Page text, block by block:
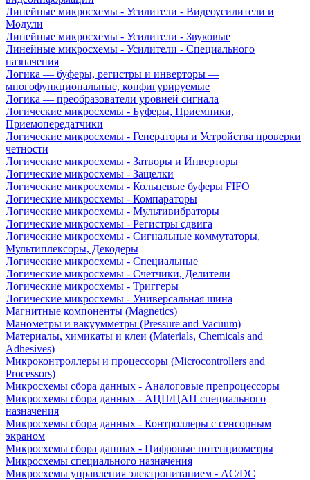
Линейные микросхемы - Усилители - Видеоусилители и
Модули
Линейные микросхемы - Усилители - Звуковые
Линейные микросхемы - Усилители - Специального
назначения
Логика — буферы, регистры и инверторы —
многофункциональные, конфигурируемые
Логика — преобразователи уровней сигнала
Логические микросхемы - Буферы, Приемники,
Приемопередатчики
Логические микросхемы - Генераторы и Устройства проверки
четности
Логические микросхемы - Затворы и Инверторы
Логические микросхемы - Защелки
Логические микросхемы - Кольцевые буферы FIFO
Логические микросхемы - Компараторы
Логические микросхемы - Мультивибраторы
Логические микросхемы - Регистры сдвига
Логические микросхемы - Сигнальные коммутаторы,
Мультиплексоры, Декодеры
Логические микросхемы - Специальные
Логические микросхемы - Счетчики, Делители
Логические микросхемы - Триггеры
Логические микросхемы - Универсальная шина
Магнитные компоненты (Magnetics)
Манометры и вакуумметры (Pressure and Vacuum)
Материалы, химикаты и клеи (Materials, Chemicals and
Adhesives)
Микроконтроллеры и процессоры (Microcontrollers and
Processors)
Микросхемы сбора данных - Аналоговые препроцессоры
Микросхемы сбора данных - АЦП/ЦАП специального
назначения
Микросхемы сбора данных - Контроллеры с сенсорным
экраном
Микросхемы сбора данных - Цифровые потенциометры
Микросхемы специального назначения
Микросхемы управления электропитанием - AC/DC